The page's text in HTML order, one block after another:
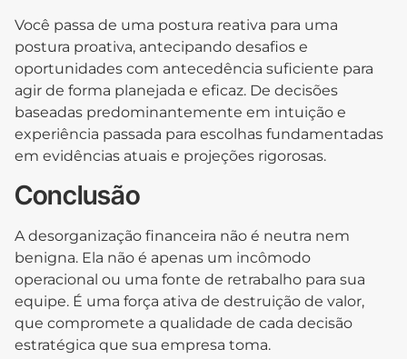
Você passa de uma postura reativa para uma
postura proativa, antecipando desafios e
oportunidades com antecedência suficiente para
agir de forma planejada e eficaz. De decisões
baseadas predominantemente em intuição e
experiência passada para escolhas fundamentadas
em evidências atuais e projeções rigorosas.
Conclusão
A desorganização financeira não é neutra nem
benigna. Ela não é apenas um incômodo
operacional ou uma fonte de retrabalho para sua
equipe. É uma força ativa de destruição de valor,
que compromete a qualidade de cada decisão
estratégica que sua empresa toma.